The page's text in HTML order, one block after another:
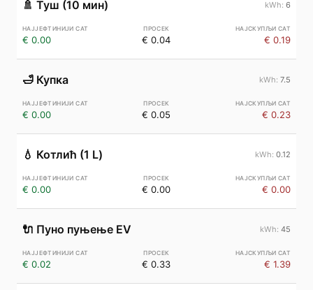
🚿 Туш (10 мин) 6
€ 0.00 € 0.04 € 0.19
🛁 Купка 7.5
€ 0.00 € 0.05 € 0.23
💧 Котлић (1 L) 0.12
€ 0.00 € 0.00 € 0.00
🔌 Пуно пуњење EV 45
€ 0.02 € 0.33 € 1.39